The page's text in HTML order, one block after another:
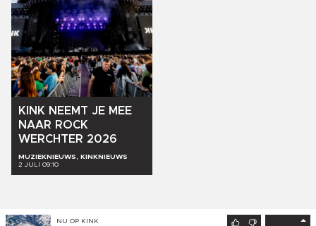
KINK NEEMT JE MEE
NAAR ROCK
WERCHTER 2026
MUZIEKNIEUWS, KINKNIEUWS
2 JULI 09:10
NU OP KINK